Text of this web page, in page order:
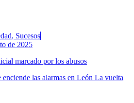
, Sucesos
de 2025
marcado por los abusos
las alarmas en León La vuelta